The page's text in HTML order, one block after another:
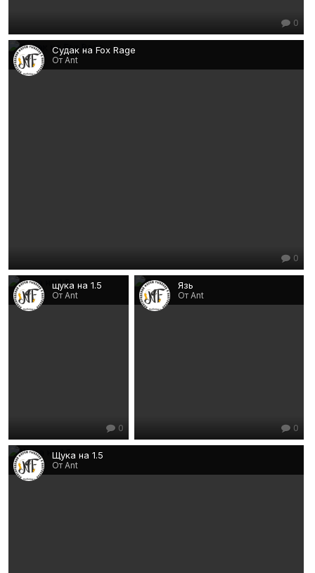
0
Судак на Fox Rage
От Ant
0
щука на 1.5
От Ant
0
Язь
От Ant
0
Щука на 1.5
От Ant